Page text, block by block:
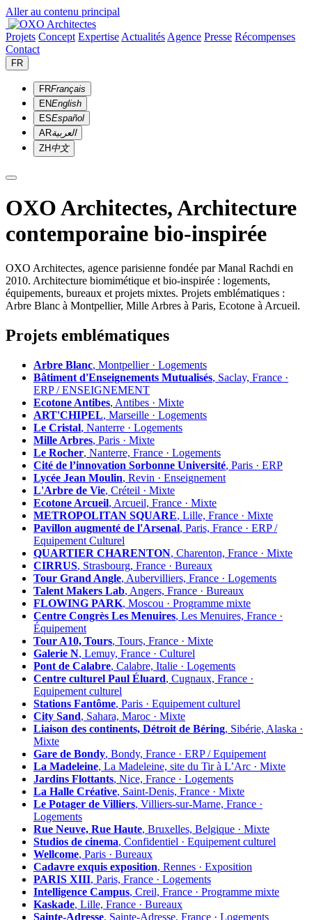
Aller au contenu principal
Projets Concept Expertise Actualités Agence Presse Récompenses
Contact
FR
FRFrançais
ENEnglish
ESEspañol
ARالعربية
ZH中文
OXO Architectes, Architecture
contemporaine bio-inspirée
OXO Architectes, agence parisienne fondée par Manal Rachdi en
2010. Architecture biomimétique et bio-inspirée : logements,
équipements, bureaux et projets mixtes. Projets emblématiques :
Arbre Blanc à Montpellier, Mille Arbres à Paris, Ecotone à Arcueil.
Projets emblématiques
Arbre Blanc, Montpellier · Logements
Bâtiment d'Enseignements Mutualisés, Saclay, France ·
ERP / ENSEIGNEMENT
Ecotone Antibes, Antibes · Mixte
ART'CHIPEL, Marseille · Logements
Le Cristal, Nanterre · Logements
Mille Arbres, Paris · Mixte
Le Rocher, Nanterre, France · Logements
Cité de l’innovation Sorbonne Université, Paris · ERP
Lycée Jean Moulin, Revin · Enseignement
L'Arbre de Vie, Créteil · Mixte
Ecotone Arcueil, Arcueil, France · Mixte
METROPOLITAN SQUARE, Lille, France · Mixte
Pavillon augmenté de l'Arsenal, Paris, France · ERP /
Equipement Culturel
QUARTIER CHARENTON, Charenton, France · Mixte
CIRRUS, Strasbourg, France · Bureaux
Tour Grand Angle, Aubervilliers, France · Logements
Talent Makers Lab, Angers, France · Bureaux
FLOWING PARK, Moscou · Programme mixte
Centre Congrès Les Menuires, Les Menuires, France ·
Équipement
Tour A10, Tours, Tours, France · Mixte
Galerie N, Lemuy, France · Culturel
Pont de Calabre, Calabre, Italie · Logements
Centre culturel Paul Éluard, Cugnaux, France ·
Equipement culturel
Stations Fantôme, Paris · Equipement culturel
City Sand, Sahara, Maroc · Mixte
Liaison des continents, Détroit de Béring, Sibérie, Alaska ·
Mixte
Gare de Bondy, Bondy, France · ERP / Equipement
La Madeleine, La Madeleine, site du Tir à L’Arc · Mixte
Jardins Flottants, Nice, France · Logements
La Halle Créative, Saint-Denis, France · Mixte
Le Potager de Villiers, Villiers-sur-Marne, France ·
Logements
Rue Neuve, Rue Haute, Bruxelles, Belgique · Mixte
Studios de cinema, Confidentiel · Equipement culturel
Wellcome, Paris · Bureaux
Cadavre exquis exposition, Rennes · Exposition
PARIS XIII, Paris, France · Logements
Intelligence Campus, Creil, France · Programme mixte
Kaskade, Lille, France · Bureaux
Sainte-Adresse, Sainte-Adresse, France · Logements